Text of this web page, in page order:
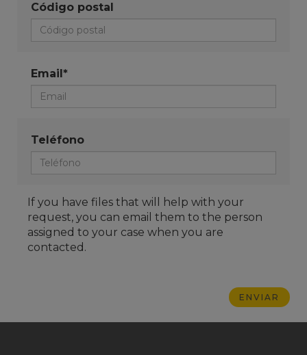
Código postal
Email*
Teléfono
If you have files that will help with your
request, you can email them to the person
assigned to your case when you are
contacted.